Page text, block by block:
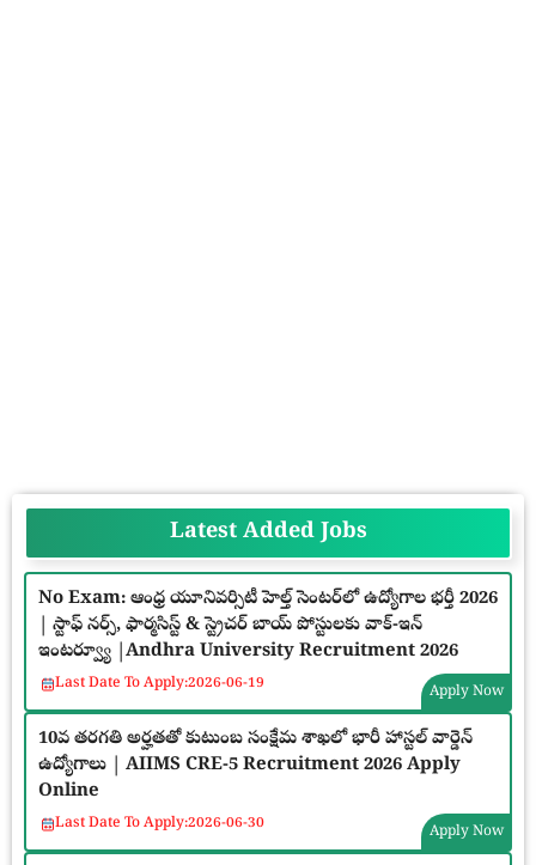
Latest Added Jobs
No Exam: ఆంధ్ర యూనివర్సిటీ హెల్త్ సెంటర్‌లో ఉద్యోగాల భర్తీ 2026
| స్టాఫ్ నర్స్, ఫార్మసిస్ట్ & స్ట్రెచర్ బాయ్ పోస్టులకు వాక్-ఇన్
ఇంటర్వ్యూ |Andhra University Recruitment 2026
Last Date To Apply:2026-06-19 Apply Now
10వ తరగతి అర్హతతో కుటుంబ సంక్షేమ శాఖలో భారీ హాస్టల్ వార్డెన్
ఉద్యోగాలు | AIIMS CRE-5 Recruitment 2026 Apply
Online
Last Date To Apply:2026-06-30 Apply Now